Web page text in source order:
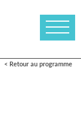
< Retour au programme